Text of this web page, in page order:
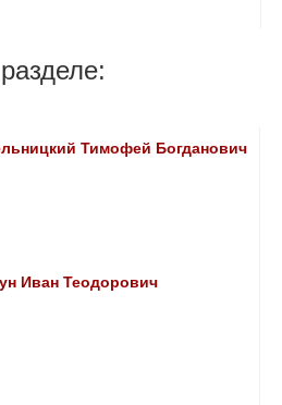
Тимофей Богданович
Иван Теодорович